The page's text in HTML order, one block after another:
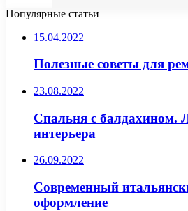
Популярные статьи
15.04.2022
Полезные советы для
23.08.2022
Спальня с балдахином.
интерьера
26.09.2022
Современный
оформление